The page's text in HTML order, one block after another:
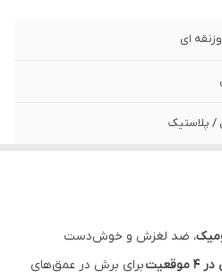
ای
/ پلاستیک
، ضد لغزش و خوش‌دست
برای برش در عمق‌های